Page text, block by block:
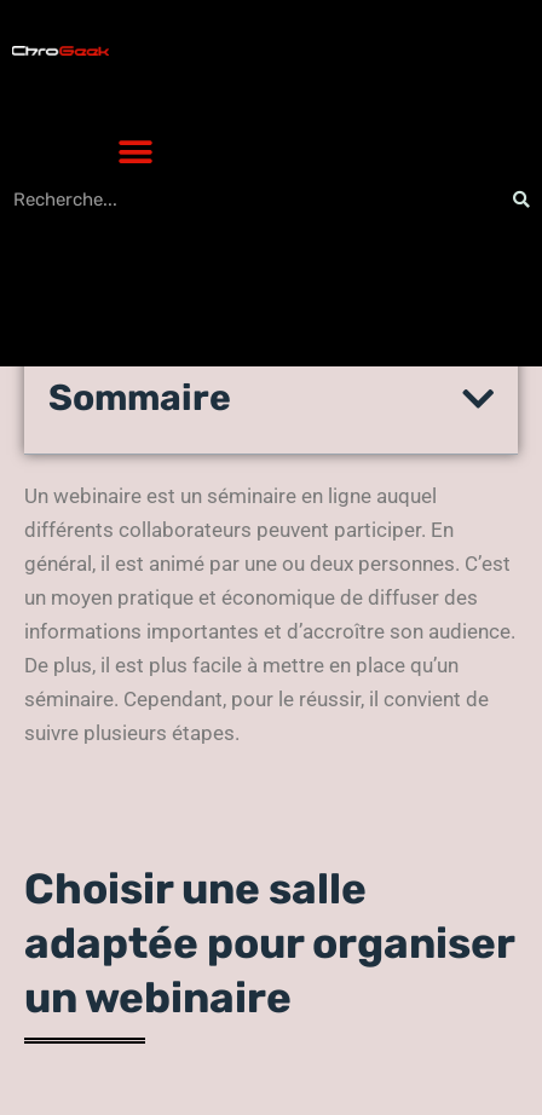
webinaire ?
Sommaire
Un webinaire est un séminaire en ligne auquel
différents collaborateurs peuvent participer. En
général, il est animé par une ou deux personnes. C’est
un moyen pratique et économique de diffuser des
informations importantes et d’accroître son audience.
De plus, il est plus facile à mettre en place qu’un
séminaire. Cependant, pour le réussir, il convient de
suivre plusieurs étapes.
Choisir une salle
adaptée pour organiser
un webinaire